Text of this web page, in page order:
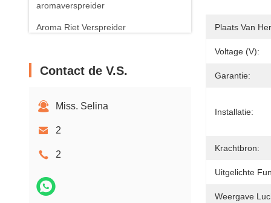
aromaverspreider
Aroma Riet Verspreider
Contact de V.S.
Miss. Selina
2
2
Plaats Van
Voltage (v):
Garantie:
Installatie:
Krachtbron:
Uitgelichte
Weergave